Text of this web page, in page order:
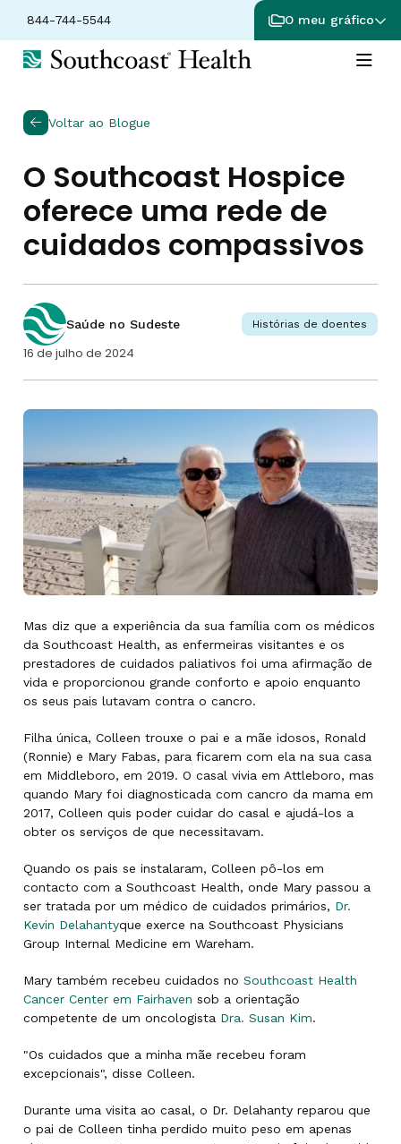
844-744-5544 O meu gráfico
Voltar ao Blogue
O Southcoast Hospice
oferece uma rede de
cuidados compassivos
Saúde no Sudeste Histórias de doentes
16 de julho de 2024
Mas diz que a experiência da sua família com os médicos
da Southcoast Health, as enfermeiras visitantes e os
prestadores de cuidados paliativos foi uma afirmação de
vida e proporcionou grande conforto e apoio enquanto
os seus pais lutavam contra o cancro.
Filha única, Colleen trouxe o pai e a mãe idosos, Ronald
(Ronnie) e Mary Fabas, para ficarem com ela na sua casa
em Middleboro, em 2019. O casal vivia em Attleboro, mas
quando Mary foi diagnosticada com cancro da mama em
2017, Colleen quis poder cuidar do casal e ajudá-los a
obter os serviços de que necessitavam.
Quando os pais se instalaram, Colleen pô-los em
contacto com a Southcoast Health, onde Mary passou a
ser tratada por um médico de cuidados primários, Dr.
Kevin Delahantyque exerce na Southcoast Physicians
Group Internal Medicine em Wareham.
Mary também recebeu cuidados no Southcoast Health
Cancer Center em Fairhaven sob a orientação
competente de um oncologista Dra. Susan Kim.
"Os cuidados que a minha mãe recebeu foram
excepcionais", disse Colleen.
Durante uma visita ao casal, o Dr. Delahanty reparou que
o pai de Colleen tinha perdido muito peso em apenas